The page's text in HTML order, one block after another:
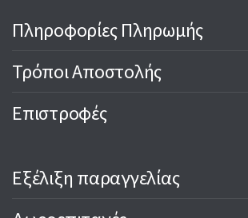
Πληροφορίες Πληρωμής
Τρόποι Αποστολής
Επιστροφές
Εξέλιξη παραγγελίας